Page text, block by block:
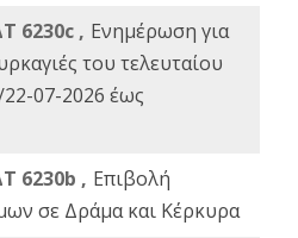
6230c , Ενημέρωση για
του τελευταίου
07-2026 έως
6230b , Επιβολή
σε Δράμα και Κέρκυρα